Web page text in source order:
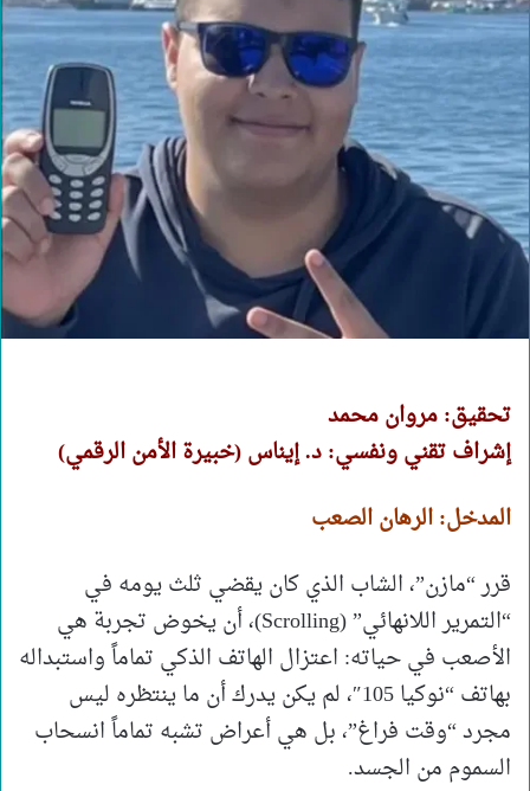
تحقيق: مروان محمد
إشراف تقني ونفسي: د. إيناس (خبيرة الأمن الرقمي)
المدخل: الرهان الصعب
قرر “مازن”، الشاب الذي كان يقضي ثلث يومه في
“التمرير اللانهائي” (Scrolling)، أن يخوض تجربة هي
الأصعب في حياته: اعتزال الهاتف الذكي تماماً واستبداله
بهاتف “نوكيا 105″، لم يكن يدرك أن ما ينتظره ليس
مجرد “وقت فراغ”، بل هي أعراض تشبه تماماً انسحاب
السموم من الجسد.